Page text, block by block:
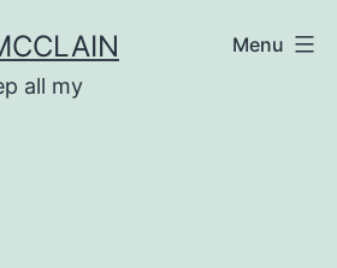
all my
Menu